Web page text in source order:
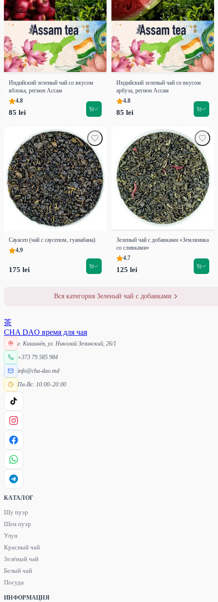
Индийский зеленый чай со вкусом
яблока, регион Ассам
4.8
85 lei
Индийский зеленый чай со вкусом
арбуза, регион Ассам
4.8
85 lei
Сауасеп (чай с саусепом, гуанабана)
4.9
175 lei
Зеленый чай с добавками «Земляника
со сливками»
4.7
125 lei
Вся категория Зеленый чай с добавками
茶
CHA DAO время для чая
г. Кишинёв, ул. Николай Зелинский, 26/1
+373 79 585 984
info@cha-dao.md
Пн-Вс: 10:00–20:00
КАТАЛОГ
Шу пуэр
Шен пуэр
Улун
Красный чай
Зелёный чай
Белый чай
Посуда
ИНФОРМАЦИЯ